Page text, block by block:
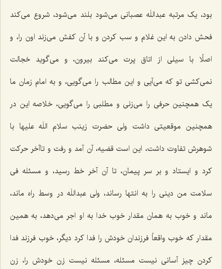
بود، یک مرتبه عبداللَه عصبانی می‌شود بلند می‌شود، شروع می‌کند
فحش دادن به این غلام و سب کردن و با آن کفش می‌زند اون را، و
اصلًا با سیلی از اتاق پرت می‌کند بیرون، و می‌گوید خجالت
نمی‌کشی تو که می‌آیی و این مطالب را می‌گویی، و به امام زمان ما
یک همچنین حرفی را می‌زنی و مطلبی را می‌گویی، خلاصه این در
همچنین موقعیتی داشت ولی حضرت زینب سلام اللَه علیها با
شوهرش تفاوت داشت، این است قضیه، آن آمد و رفت و تاآخر حرکت
کرد و ایستاد و بر سر پیمان، تا آن آخر خط رسید، و مسئله فی
سلامت من دینی را به انتها رساند، ولی عبداللَه در وسط راه ماند،
ماند و خوب به همان مقدار خوب خدا به او اجر می‌دهد، به همین
مقدار که خوب واقعاً فرزندان خودش را فدا کرد دیگر، خوب فرزند فدا
کردن چیز آسانی نیست مسئله، مسئله نیست زن خودش را، زن